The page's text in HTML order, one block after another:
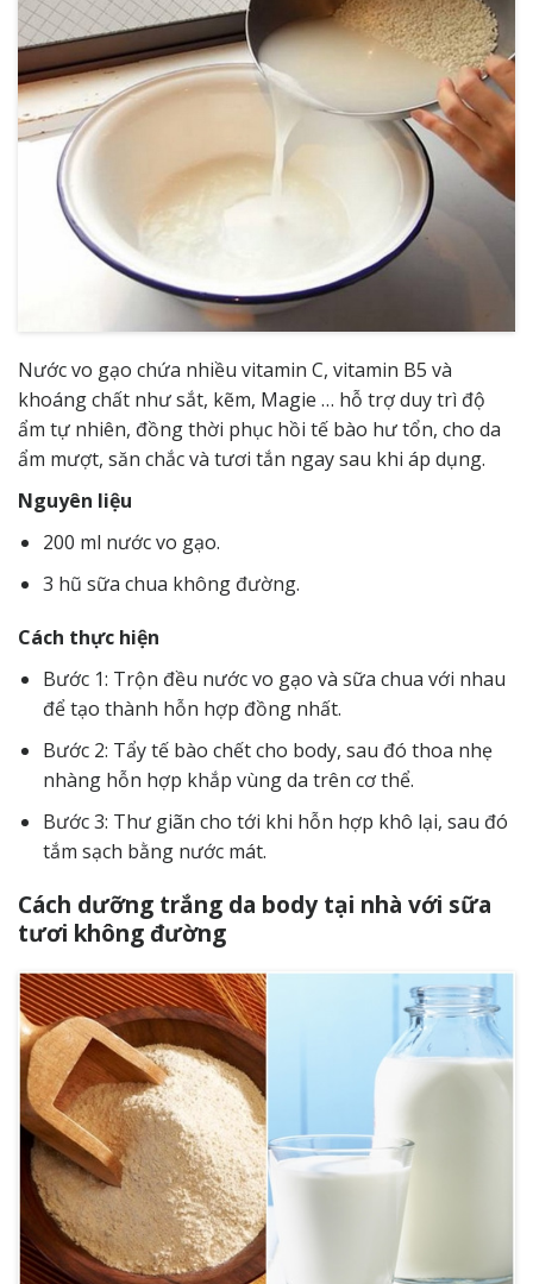
Nước vo gạo chứa nhiều vitamin C, vitamin B5 và
khoáng chất như sắt, kẽm, Magie … hỗ trợ duy trì độ
ẩm tự nhiên, đồng thời phục hồi tế bào hư tổn, cho da
ẩm mượt, săn chắc và tươi tắn ngay sau khi áp dụng.
Nguyên liệu
200 ml nước vo gạo.
3 hũ sữa chua không đường.
Cách thực hiện
Bước 1: Trộn đều nước vo gạo và sữa chua với nhau
để tạo thành hỗn hợp đồng nhất.
Bước 2: Tẩy tế bào chết cho body, sau đó thoa nhẹ
nhàng hỗn hợp khắp vùng da trên cơ thể.
Bước 3: Thư giãn cho tới khi hỗn hợp khô lại, sau đó
tắm sạch bằng nước mát.
Cách dưỡng trắng da body tại nhà với sữa
tươi không đường